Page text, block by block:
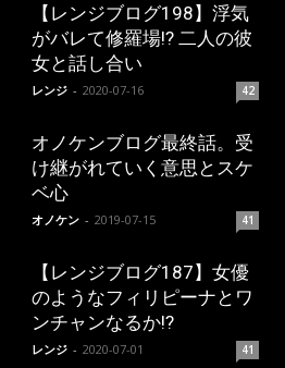
【レンジブログ198】浮気
がバレて修羅場!? 二人の彼
女と話し合い
レンジ - 2020-07-16 42
オノケンブログ最終話。受
け継がれていく意思とスケ
ベ心
オノケン - 2019-07-15 41
【レンジブログ187】女優
のようなフィリピーナとワ
ンチャンなるか!?
レンジ - 2020-07-01 41